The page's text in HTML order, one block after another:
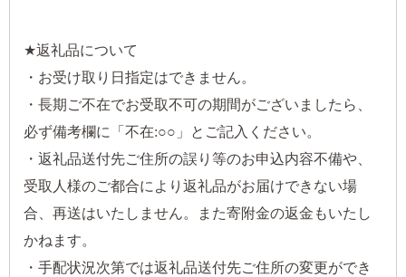
★返礼品について
・お受け取り日指定はできません。
・長期ご不在でお受取不可の期間がございましたら、
必ず備考欄に「不在:○○」とご記入ください。
・返礼品送付先ご住所の誤り等のお申込内容不備や、
受取人様のご都合により返礼品がお届けできない場
合、再送はいたしません。また寄附金の返金もいたし
かねます。
・手配状況次第では返礼品送付先ご住所の変更ができ